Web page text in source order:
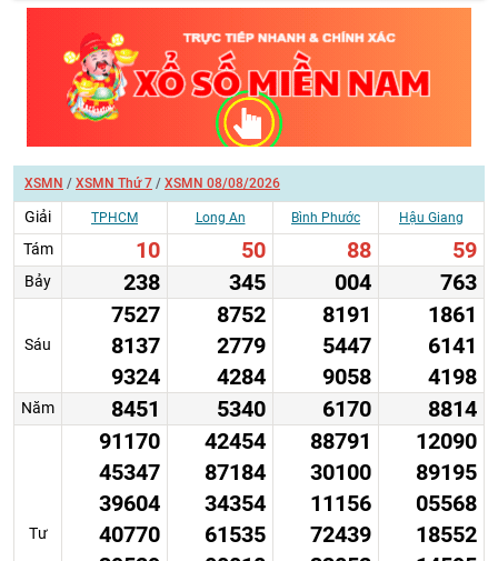
XSMN / XSMN Thứ 7 / XSMN 08/08/2026
Giải TPHCM Long An Bình Phước Hậu Giang
Tám 10 50 88 59
Bảy 238 345 004 763
Sáu
7527
8137
9324
8752
2779
4284
8191
5447
9058
1861
6141
4198
Năm 8451 5340 6170 8814
Tư
91170
45347
39604
40770
42454
87184
34354
61535
88791
30100
11156
72439
12090
89195
05568
18552